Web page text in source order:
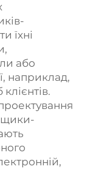
їхні
або
наприклад,